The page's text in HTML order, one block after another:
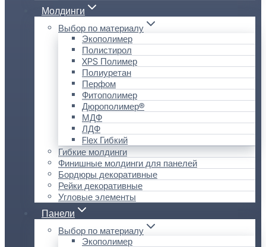
Молдинги
Выбор по материалу
Экополимер
Полистирол
XPS Полимер
Полиуретан
Перфом
Фитополимер
Дюрополимер®
МДФ
ЛДФ
Flex Гибкий
Гибкие молдинги
Финишные молдинги для панелей
Бордюры декоративные
Рейки декоративные
Угловые элементы
Панели
Выбор по материалу
Экополимер